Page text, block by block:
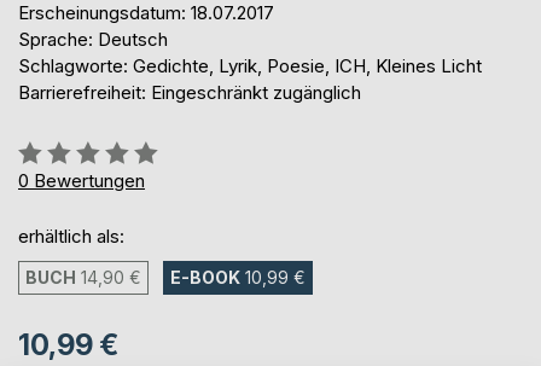
Erscheinungsdatum: 18.07.2017
Sprache: Deutsch
Schlagworte: Gedichte, Lyrik, Poesie, ICH, Kleines Licht
Barrierefreiheit: Eingeschränkt zugänglich
Bewertung::
0%
0 Bewertungen
erhältlich als:
BUCH 14,90 € E-BOOK 10,99 €
10,99 €